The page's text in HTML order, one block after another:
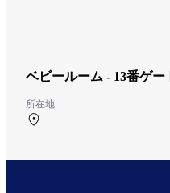
ベビールーム - 13番ゲー
所在地